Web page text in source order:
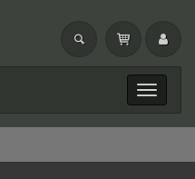
Toggle